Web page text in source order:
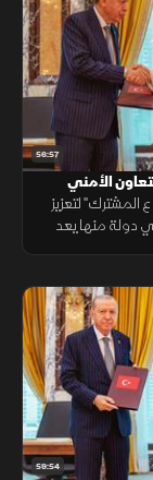
56:57
الأمني
المشترك" لتعزيز
دولة منها يعد
59:54